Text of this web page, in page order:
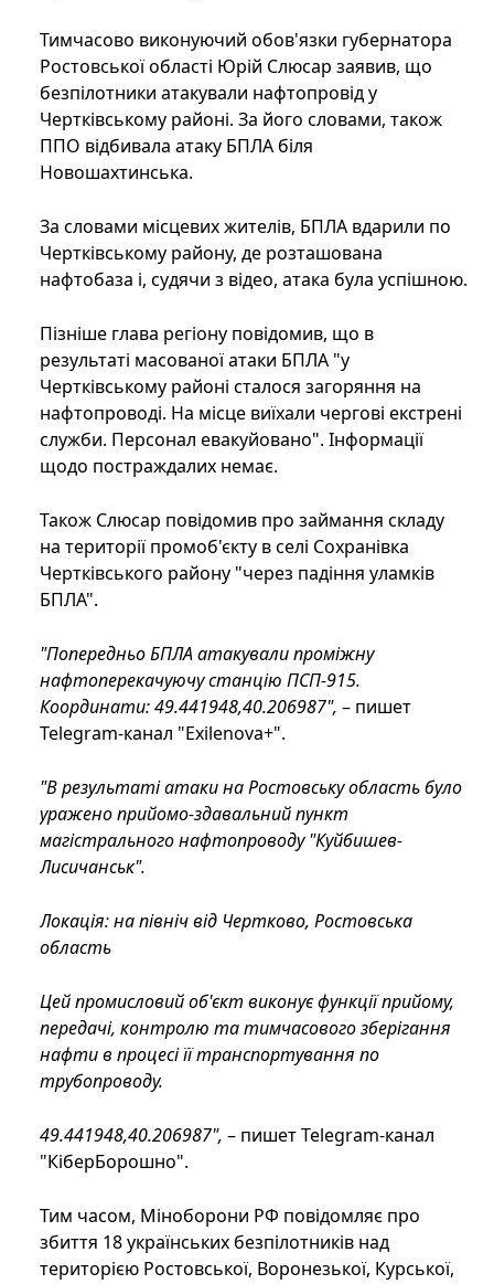
Тимчасово виконуючий обов'язки губернатора
Ростовської області Юрій Слюсар заявив, що
безпілотники атакували нафтопровід у
Чертківському районі. За його словами, також
ППО відбивала атаку БПЛА біля
Новошахтинська.
За словами місцевих жителів, БПЛА вдарили по
Чертківському району, де розташована
нафтобаза і, судячи з відео, атака була успішною.
Пізніше глава регіону повідомив, що в
результаті масованої атаки БПЛА "у
Чертківському районі сталося загоряння на
нафтопроводі. На місце виїхали чергові екстрені
служби. Персонал евакуйовано". Інформації
щодо постраждалих немає.
Також Слюсар повідомив про займання складу
на території промоб'єкту в селі Сохранівка
Чертківського району "через падіння уламків
БПЛА".
"Попередньо БПЛА атакували проміжну
нафтоперекачуючу станцію ПСП-915.
Координати: 49.441948,40.206987", – пишет
Telegram-канал "Exilenova+".
"В результаті атаки на Ростовську область було
уражено прийомо-здавальний пункт
магістрального нафтопроводу "Куйбишев-
Лисичанськ".
Локація: на північ від Чертково, Ростовська
область
Цей промисловий об'єкт виконує функції прийому,
передачі, контролю та тимчасового зберігання
нафти в процесі її транспортування по
трубопроводу.
49.441948,40.206987", – пишет Telegram-канал
"КіберБорошно".
Тим часом, Міноборони РФ повідомляє про
збиття 18 українських безпілотників над
територією Ростовської, Воронезької, Курської,